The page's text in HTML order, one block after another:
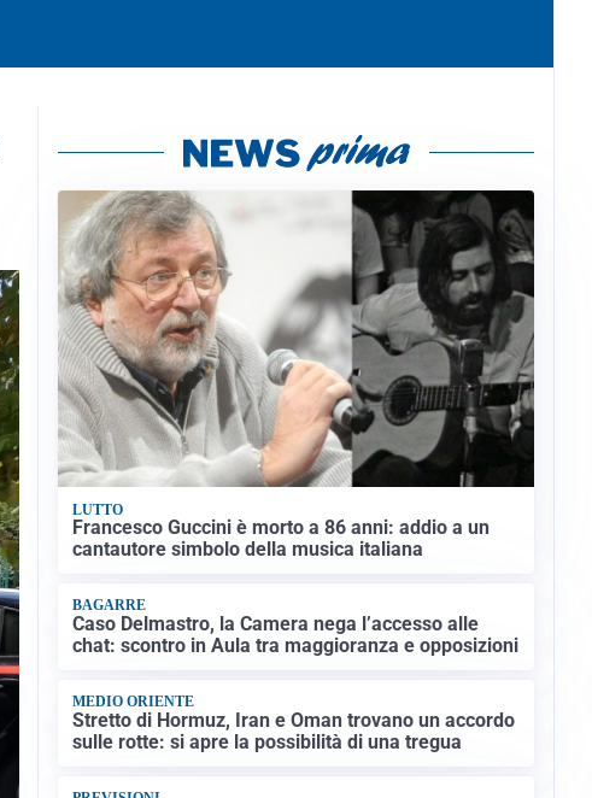
LUTTO
Francesco Guccini è morto a 86 anni: addio a un
cantautore simbolo della musica italiana
BAGARRE
Caso Delmastro, la Camera nega l’accesso alle
chat: scontro in Aula tra maggioranza e opposizioni
MEDIO ORIENTE
Stretto di Hormuz, Iran e Oman trovano un accordo
sulle rotte: si apre la possibilità di una tregua